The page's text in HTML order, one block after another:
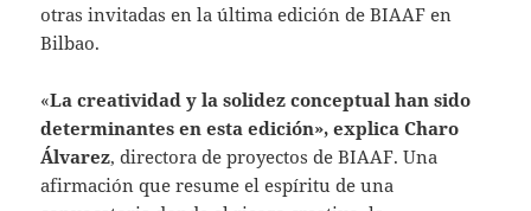
otras invitadas en la última edición de BIAAF en
Bilbao.
«La creatividad y la solidez conceptual han sido
determinantes en esta edición», explica Charo
Álvarez, directora de proyectos de BIAAF. Una
afirmación que resume el espíritu de una